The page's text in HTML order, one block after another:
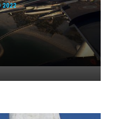
2022